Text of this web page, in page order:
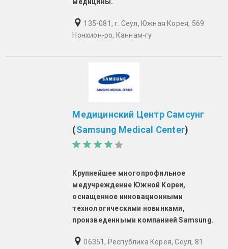
медицины.
135-081, г. Сеул, Южная Корея, 569
Нонхион-ро, Каннам-гу
Медицинский Центр Самсунг
(Samsung Medical Center)
Крупнейшее многопрофильное
медучреждение Южной Кореи,
оснащенное инновационными
технологическими новинками,
произведенными компанией Samsung.
06351, Республика Корея, Сеул, 81